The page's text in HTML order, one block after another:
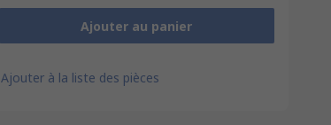
Ajouter au panier
Ajouter à la liste des pièces